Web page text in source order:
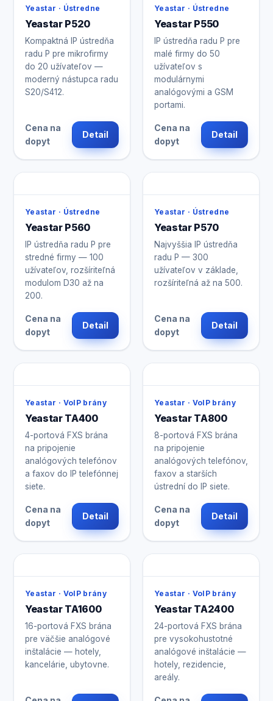
Yeastar · Ústredne
Yeastar P520
Kompaktná IP ústredňa
radu P pre mikrofirmy
do 20 užívateľov —
moderný nástupca radu
S20/S412.
Cena na
dopyt
Detail
Yeastar · Ústredne
Yeastar P550
IP ústredňa radu P pre
malé firmy do 50
užívateľov s
modulárnymi
analógovými a GSM
portami.
Cena na
dopyt
Detail
Yeastar · Ústredne
Yeastar P560
IP ústredňa radu P pre
stredné firmy — 100
užívateľov, rozšíriteľná
modulom D30 až na
200.
Cena na
dopyt
Detail
Yeastar · Ústredne
Yeastar P570
Najvyššia IP ústredňa
radu P — 300
užívateľov v základe,
rozšíriteľná až na 500.
Cena na
dopyt
Detail
Yeastar · VoIP brány
Yeastar TA400
4-portová FXS brána
na pripojenie
analógových telefónov
a faxov do IP telefónnej
siete.
Cena na
dopyt
Detail
Yeastar · VoIP brány
Yeastar TA800
8-portová FXS brána
na pripojenie
analógových telefónov,
faxov a starších
ústrední do IP siete.
Cena na
dopyt
Detail
Yeastar · VoIP brány
Yeastar TA1600
16-portová FXS brána
pre väčšie analógové
inštalácie — hotely,
kancelárie, ubytovne.
Yeastar · VoIP brány
Yeastar TA2400
24-portová FXS brána
pre vysokohustotné
analógové inštalácie —
hotely, rezidencie,
areály.